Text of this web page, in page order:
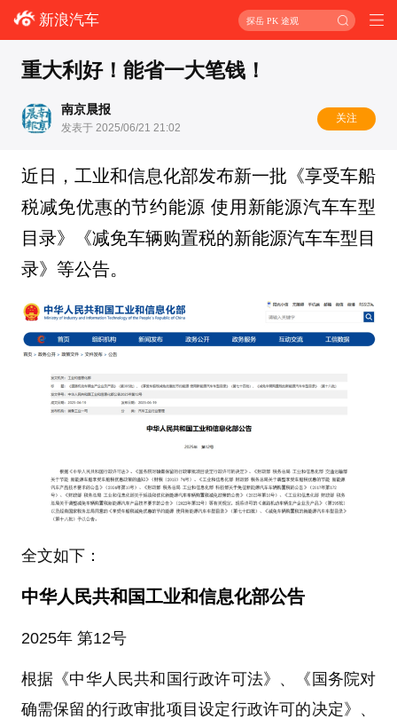
新浪汽车 探岳 PK 途观
重大利好！能省一大笔钱！
南京晨报
发表于 2025/06/21 21:02
关注
近日，工业和信息化部发布新一批《享受车船
税减免优惠的节约能源 使用新能源汽车车型
目录》《减免车辆购置税的新能源汽车车型目
录》 等公告。
全文如下：
中华人民共和国工业和信息化部公告
2025年 第12号
根据《中华人民共和国行政许可法》、《国务院对
确需保留的行政审批项目设定行政许可的决定》、